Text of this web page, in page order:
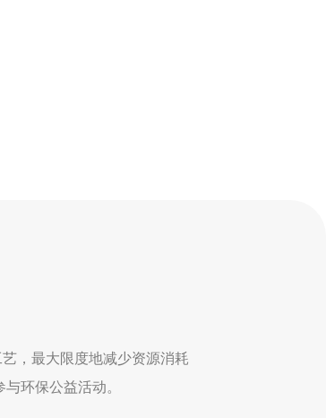
，最大限度地减少资源消耗
环保公益活动。